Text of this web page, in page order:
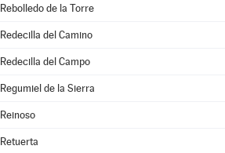
Rebolledo de la Torre
Redecilla del Camino
Redecilla del Campo
Regumiel de la Sierra
Reinoso
Retuerta